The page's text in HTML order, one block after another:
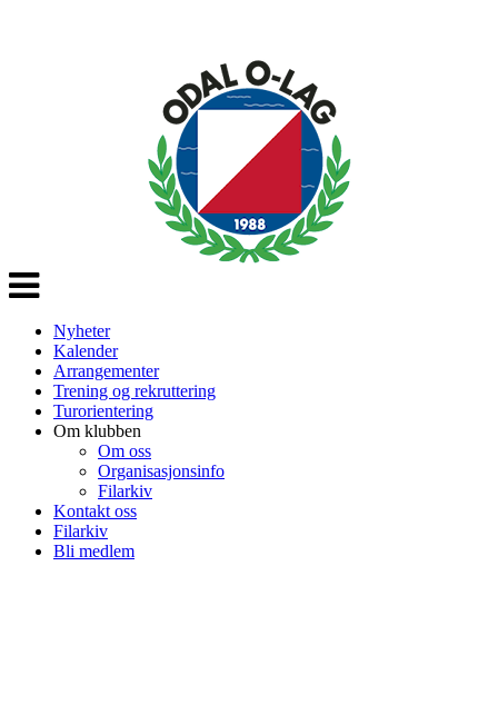
Veksle
navigasjon
Nyheter
Kalender
Arrangementer
Trening og rekruttering
Turorientering
Om klubben
Om oss
Organisasjonsinfo
Filarkiv
Kontakt oss
Filarkiv
Bli medlem